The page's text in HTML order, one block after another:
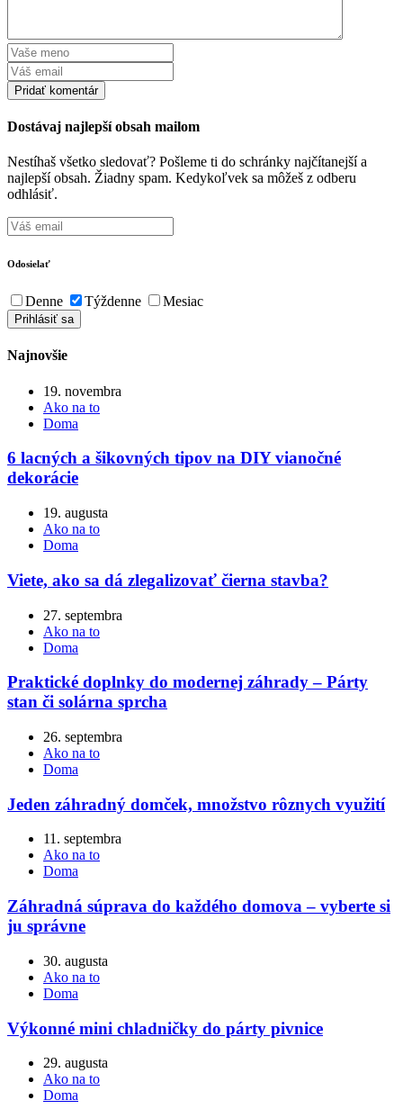
Dostávaj najlepší obsah mailom
Nestíhaš všetko sledovať? Pošleme ti do schránky najčítanejší a
najlepší obsah. Žiadny spam. Kedykoľvek sa môžeš z odberu
odhlásiť.
Odosielať
Denne Týždenne Mesiac
Najnovšie
19. novembra
Ako na to
Doma
6 lacných a šikovných tipov na DIY vianočné
dekorácie
19. augusta
Ako na to
Doma
Viete, ako sa dá zlegalizovať čierna stavba?
27. septembra
Ako na to
Doma
Praktické doplnky do modernej záhrady – Párty
stan či solárna sprcha
26. septembra
Ako na to
Doma
Jeden záhradný domček, množstvo rôznych využití
11. septembra
Ako na to
Doma
Záhradná súprava do každého domova – vyberte si
ju správne
30. augusta
Ako na to
Doma
Výkonné mini chladničky do párty pivnice
29. augusta
Ako na to
Doma